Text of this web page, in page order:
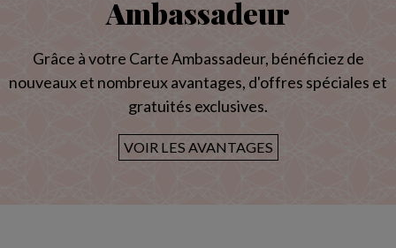
Ambassadeur
Grâce à votre Carte Ambassadeur, bénéficiez de
nouveaux et nombreux avantages, d'offres spéciales et
gratuités exclusives.
VOIR LES AVANTAGES